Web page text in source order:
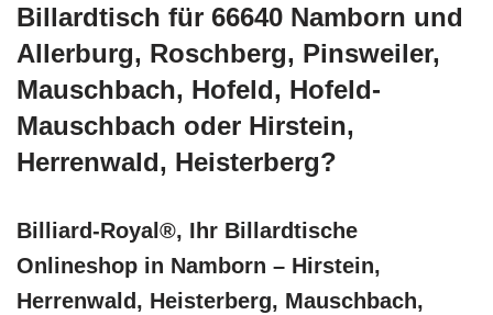
Billardtisch für 66640 Namborn und
Allerburg, Roschberg, Pinsweiler,
Mauschbach, Hofeld, Hofeld-
Mauschbach oder Hirstein,
Herrenwald, Heisterberg?
Billiard-Royal®, Ihr Billardtische
Onlineshop in Namborn – Hirstein,
Herrenwald, Heisterberg, Mauschbach,